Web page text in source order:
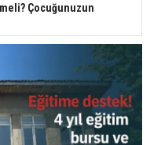
Çocuğunuzun